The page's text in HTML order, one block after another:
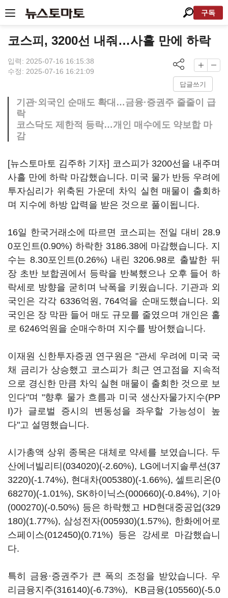
구독
코스피, 3200선 내줘…사흘 만에 하락
입력: 2025-07-16 16:15:38
수정: 2025-07-16 16:21:09
답글쓰기
기관·외국인 순매도 확대…금융·증권주 줄줄이 급
락
코스닥도 제한적 등락…개인 매수에도 약보합 마
감
[뉴스토마토 김주하 기자] 코스피가 3200선을 내주며
사흘 만에 하락 마감했습니다. 미국 물가 반등 우려에
투자심리가 위축된 가운데 차익 실현 매물이 출회하
며 지수에 하방 압력을 받은 것으로 풀이됩니다.
16일 한국거래소에 따르면 코스피는 전일 대비 28.9
0포인트(0.90%) 하락한 3186.38에 마감했습니다. 지
수는 8.30포인트(0.26%) 내린 3206.98로 출발한 뒤
장 초반 보합권에서 등락을 반복했으나 오후 들어 하
락세로 방향을 굳히며 낙폭을 키웠습니다. 기관과 외
국인은 각각 6336억원, 764억을 순매도했습니다. 외
국인은 장 막판 들어 매도 규모를 줄였으며 개인은 홀
로 6246억원을 순매수하며 지수를 방어했습니다.
이재원 신한투자증권 연구원은 "관세 우려에 미국 국
채 금리가 상승했고 코스피가 최근 연고점을 지속적
으로 경신한 만큼 차익 실현 매물이 출회한 것으로 보
인다"며 "향후 물가 흐름과 미국 생산자물가지수(PP
I)가 글로벌 증시의 변동성을 좌우할 가능성이 높
다"고 설명했습니다.
시가총액 상위 종목은 대체로 약세를 보였습니다. 두
산에너빌리티(034020)(-2.60%), LG에너지솔루션(37
3220)(-1.74%), 현대차(005380)(-1.66%), 셀트리온(0
68270)(-1.01%), SK하이닉스(000660)(-0.84%), 기아
(000270)(-0.50%) 등은 하락했고 HD현대중공업(329
180)(1.77%), 삼성전자(005930)(1.57%), 한화에어로
스페이스(012450)(0.71%) 등은 강세로 마감했습니
다.
특히 금융·증권주가 큰 폭의 조정을 받았습니다. 우
리금융지주(316140)(-6.73%), KB금융(105560)(-5.0